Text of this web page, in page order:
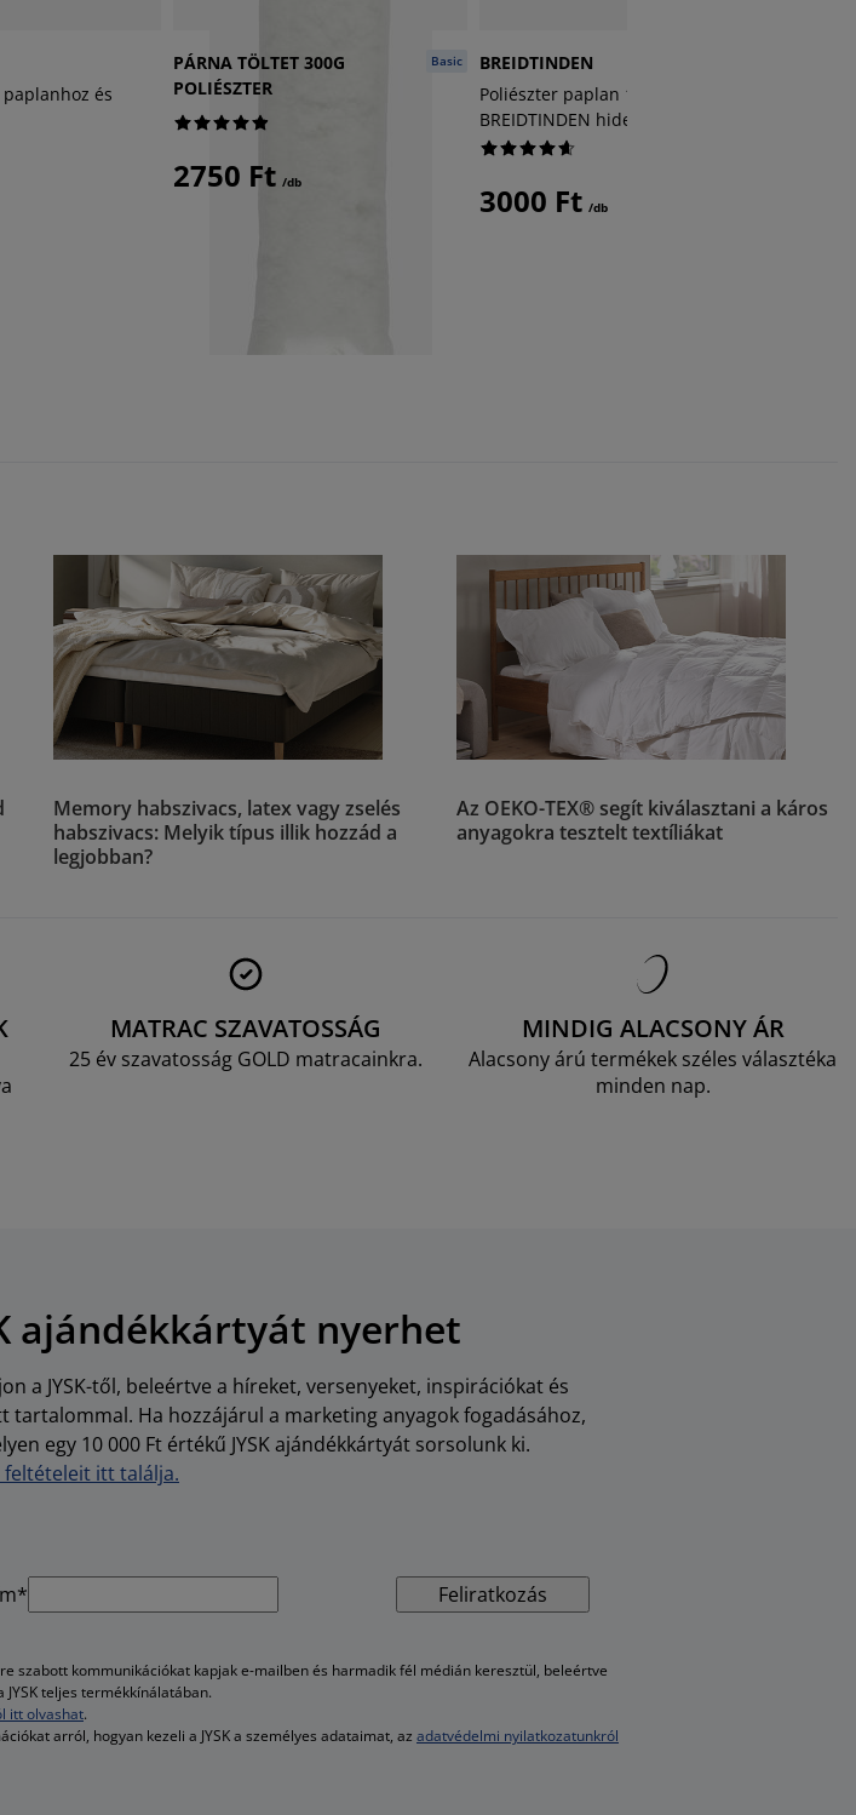
paplanhoz és
Basic
PÁRNA TÖLTET 300G
POLIÉSZTER
2750 Ft /db
BREIDTINDEN
Poliészter paplan 135x200
BREIDTINDEN hideg
3000 Ft /db
Memory habszivacs, latex vagy zselés
habszivacs: Melyik típus illik hozzád a
legjobban?
Az OEKO-TEX® segít kiválasztani a káros
anyagokra tesztelt textíliákat
MATRAC SZAVATOSSÁG
25 év szavatosság GOLD matracainkra.
MINDIG ALACSONY ÁR
Alacsony árú termékek széles választéka
minden nap.
ajándékkártyát nyerhet
a JYSK-től, beleértve a híreket, versenyeket, inspirációkat és
Ha hozzájárul a marketing anyagok fogadásához,
egy 10 000 Ft értékű JYSK ajándékkártyát sorsolunk ki.
feltételeit itt találja.
Feliratkozás
szabott kommunikációkat kapjak e-mailben és harmadik fél médián keresztül, beleértve
teljes termékkínálatában.
itt olvashat.
arról, hogyan kezeli a JYSK a személyes adataimat, az adatvédelmi nyilatkozatunkról